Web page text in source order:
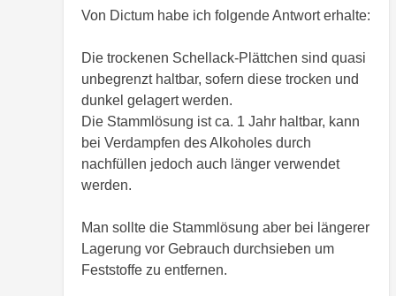
Von Dictum habe ich folgende Antwort erhalte:
Die trockenen Schellack-Plättchen sind quasi
unbegrenzt haltbar, sofern diese trocken und
dunkel gelagert werden.
Die Stammlösung ist ca. 1 Jahr haltbar, kann
bei Verdampfen des Alkoholes durch
nachfüllen jedoch auch länger verwendet
werden.
Man sollte die Stammlösung aber bei längerer
Lagerung vor Gebrauch durchsieben um
Feststoffe zu entfernen.